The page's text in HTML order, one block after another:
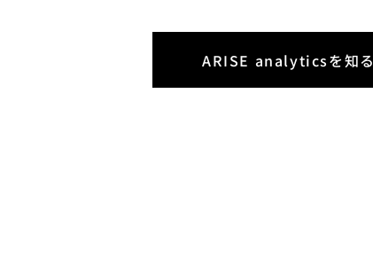
ARISE analyticsを知る